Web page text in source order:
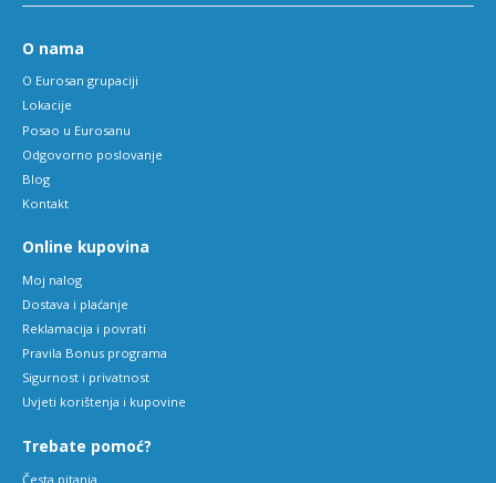
O nama
O Eurosan grupaciji
Lokacije
Posao u Eurosanu
Odgovorno poslovanje
Blog
Kontakt
Online kupovina
Moj nalog
Dostava i plaćanje
Reklamacija i povrati
Pravila Bonus programa
Sigurnost i privatnost
Uvjeti korištenja i kupovine
Trebate pomoć?
Česta pitanja